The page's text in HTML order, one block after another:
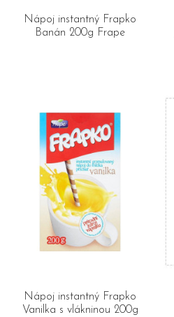
Nápoj instantný Frapko
Banán 200g Frape
Nápoj instantný Frapko
Vanilka s vlákninou 200g